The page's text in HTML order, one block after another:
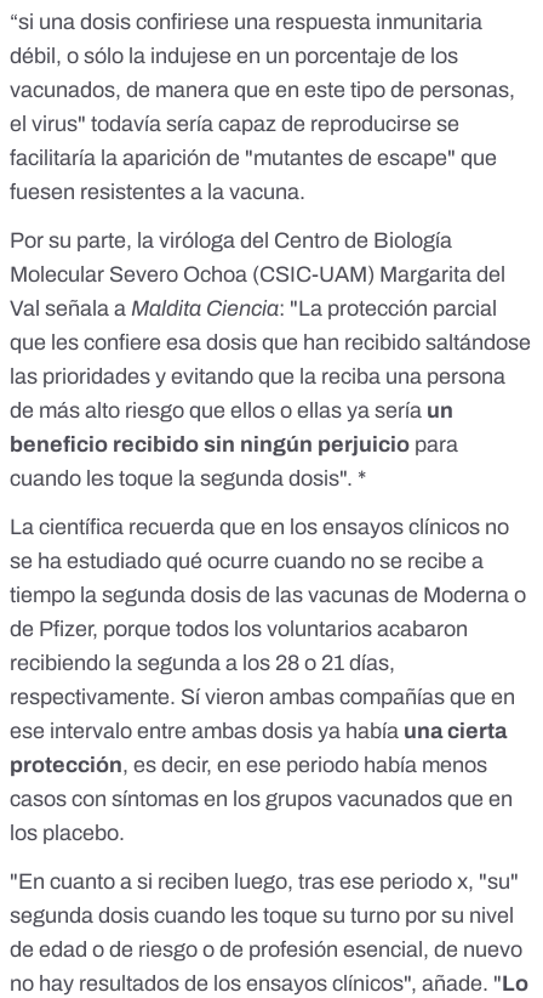
“si una dosis confiriese una respuesta inmunitaria
débil, o sólo la indujese en un porcentaje de los
vacunados, de manera que en este tipo de personas,
el virus" todavía sería capaz de reproducirse se
facilitaría la aparición de "mutantes de escape" que
fuesen resistentes a la vacuna.
Por su parte, la viróloga del Centro de Biología
Molecular Severo Ochoa (CSIC-UAM) Margarita del
Val señala a Maldita Ciencia: "La protección parcial
que les confiere esa dosis que han recibido saltándose
las prioridades y evitando que la reciba una persona
de más alto riesgo que ellos o ellas ya sería un
beneficio recibido sin ningún perjuicio para
cuando les toque la segunda dosis". *
La científica recuerda que en los ensayos clínicos no
se ha estudiado qué ocurre cuando no se recibe a
tiempo la segunda dosis de las vacunas de Moderna o
de Pfizer, porque todos los voluntarios acabaron
recibiendo la segunda a los 28 o 21 días,
respectivamente. Sí vieron ambas compañías que en
ese intervalo entre ambas dosis ya había una cierta
protección, es decir, en ese periodo había menos
casos con síntomas en los grupos vacunados que en
los placebo.
"En cuanto a si reciben luego, tras ese periodo x, "su"
segunda dosis cuando les toque su turno por su nivel
de edad o de riesgo o de profesión esencial, de nuevo
no hay resultados de los ensayos clínicos", añade. "Lo